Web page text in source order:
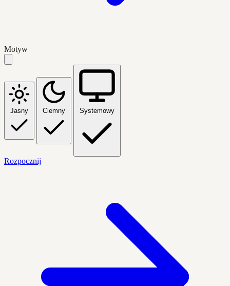
Motyw
Jasny Ciemny Systemowy
Rozpocznij